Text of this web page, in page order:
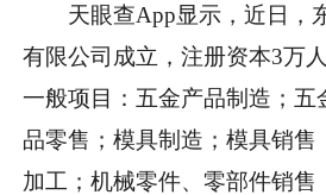
天眼查App显示，近日，
有限公司成立，注册资本3万
一般项目：五金产品制造；五
品零售；模具制造；模具销售
加工；机械零件、零部件销售